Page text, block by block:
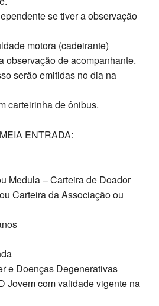
se tiver a observação
motora (cadeirante)
observação de acompanhante.
serão emitidas no dia na
carteirinha de ônibus.
ENTRADA:
Medula – Carteira de Doador
Carteira da Associação ou
e Doenças Degenerativas
Jovem com validade vigente na